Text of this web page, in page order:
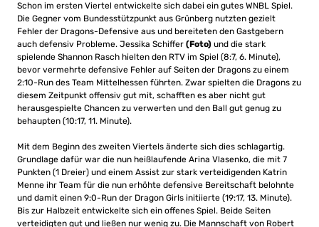
Schon im ersten Viertel entwickelte sich dabei ein gutes WNBL Spiel.
Die Gegner vom Bundesstützpunkt aus Grünberg nutzten gezielt
Fehler der Dragons-Defensive aus und bereiteten den Gastgebern
auch defensiv Probleme. Jessika Schiffer (Foto) und die stark
spielende Shannon Rasch hielten den RTV im Spiel (8:7, 6. Minute),
bevor vermehrte defensive Fehler auf Seiten der Dragons zu einem
2:10-Run des Team Mittelhessen führten. Zwar spielten die Dragons zu
diesem Zeitpunkt offensiv gut mit, schafften es aber nicht gut
herausgespielte Chancen zu verwerten und den Ball gut genug zu
behaupten (10:17, 11. Minute).
Mit dem Beginn des zweiten Viertels änderte sich dies schlagartig.
Grundlage dafür war die nun heißlaufende Arina Vlasenko, die mit 7
Punkten (1 Dreier) und einem Assist zur stark verteidigenden Katrin
Menne ihr Team für die nun erhöhte defensive Bereitschaft belohnte
und damit einen 9:0-Run der Dragon Girls initiierte (19:17, 13. Minute).
Bis zur Halbzeit entwickelte sich ein offenes Spiel. Beide Seiten
verteidigten gut und ließen nur wenig zu. Die Mannschaft von Robert